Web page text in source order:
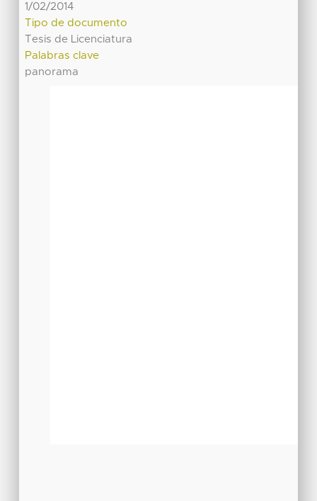
1/02/2014
Tipo de documento
Tesis de Licenciatura
Palabras clave
panorama